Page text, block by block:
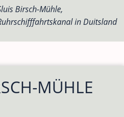
Birsch-Mühle,
in Duitsland
MÜHLE